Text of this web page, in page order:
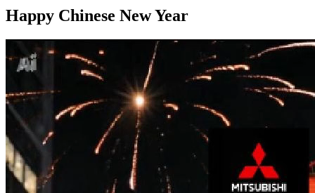
Happy Chinese New Year